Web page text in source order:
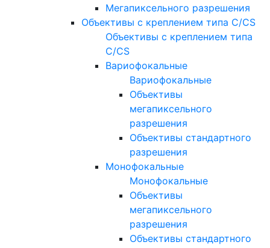
Мегапиксельного разрешения
Объективы с креплением типа C/CS
Объективы с креплением типа
C/CS
Вариофокальные
Вариофокальные
Объективы
мегапиксельного
разрешения
Объективы стандартного
разрешения
Монофокальные
Монофокальные
Объективы
мегапиксельного
разрешения
Объективы стандартного